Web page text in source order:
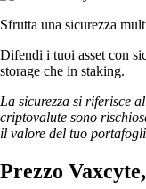
Sfrutta una sicurezza
Difendi i tuoi asset con
storage che in staking.
La sicurezza si riferisce
criptovalute sono
il valore del tuo
Prezzo